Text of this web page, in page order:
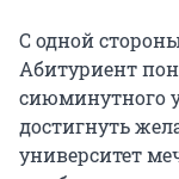
С одной
Абитуриент
сиюминутного
достигнуть
университет